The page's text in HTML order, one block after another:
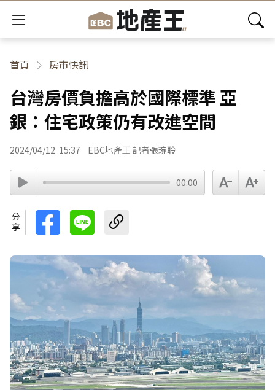
首頁 房市快訊
台灣房價負擔高於國際標準 亞
銀：住宅政策仍有改進空間
2024/04/12 15:37 EBC地產王 記者張琬聆
00:00
分享